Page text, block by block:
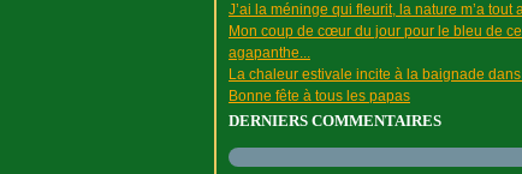
J’ai la méninge qui fleurit, la nature m’a tout
Mon coup de cœur du jour pour le bleu de
agapanthe...
La chaleur estivale incite à la baignade
Bonne fête à tous les papas
DERNIERS COMMENTAIRES